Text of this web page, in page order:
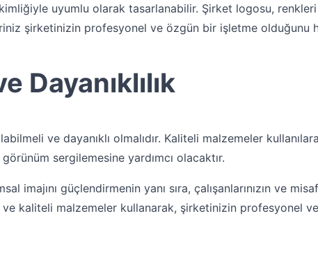
uyumlu olarak tasarlanabilir. Şirket logosu,
şirketinizin profesyonel ve özgün bir işletme olduğunu
Dayanıklılık
ve dayanıklı olmalıdır. Kaliteli malzemeler
sergilemesine yardımcı olacaktır.
imajını güçlendirmenin yanı sıra, çalışanlarınızın ve
kaliteli malzemeler kullanarak, şirketinizin profesyonel